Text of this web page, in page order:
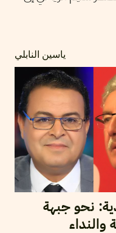
ياسين النابلي
نحو جبهة